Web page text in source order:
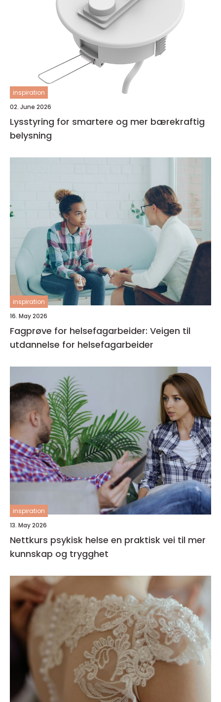
inspiration
02. June 2026
Lysstyring for smartere og mer bærekraftig
belysning
inspiration
16. May 2026
Fagprøve for helsefagarbeider: Veigen til
utdannelse for helsefagarbeider
inspiration
13. May 2026
Nettkurs psykisk helse en praktisk vei til mer
kunnskap og trygghet